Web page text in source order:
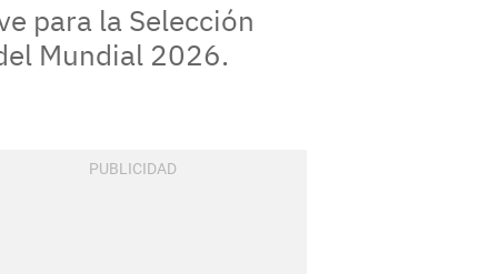
para la Selección
Mundial 2026.